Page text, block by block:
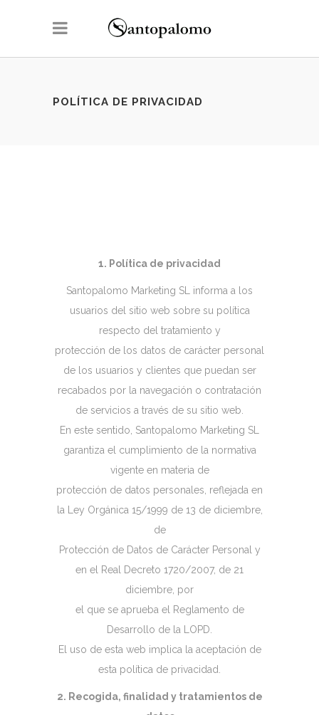
POLÍTICA DE PRIVACIDAD
1. Política de privacidad
Santopalomo Marketing SL informa a los
usuarios del sitio web sobre su política
respecto del tratamiento y
protección de los datos de carácter personal
de los usuarios y clientes que puedan ser
recabados por la navegación o contratación
de servicios a través de su sitio web.
En este sentido, Santopalomo Marketing SL
garantiza el cumplimiento de la normativa
vigente en materia de
protección de datos personales, reflejada en
la Ley Orgánica 15/1999 de 13 de diciembre,
de
Protección de Datos de Carácter Personal y
en el Real Decreto 1720/2007, de 21
diciembre, por
el que se aprueba el Reglamento de
Desarrollo de la LOPD.
El uso de esta web implica la aceptación de
esta política de privacidad.
2. Recogida, finalidad y tratamientos de